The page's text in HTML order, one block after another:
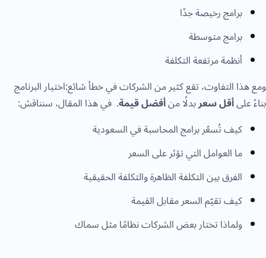
برامج رخيصة جدًا
برامج متوسطة
أنظمة مرتفعة التكلفة
ومع هذا التفاوت، تقع كثير من الشركات في خطأ شائع:اختيار البرنامج
بناءً علىأقل سعربدلًا منأفضل قيمة. في هذا المقال، سنناقش:
كيف تُسعّر برامج المحاسبة في السعودية
ما العوامل التي تؤثر على السعر
الفرق بين التكلفة الظاهرة والتكلفة الحقيقية
كيف تقيّم السعر مقابل القيمة
ولماذا تختار بعض الشركات نظامًا مثل سماك